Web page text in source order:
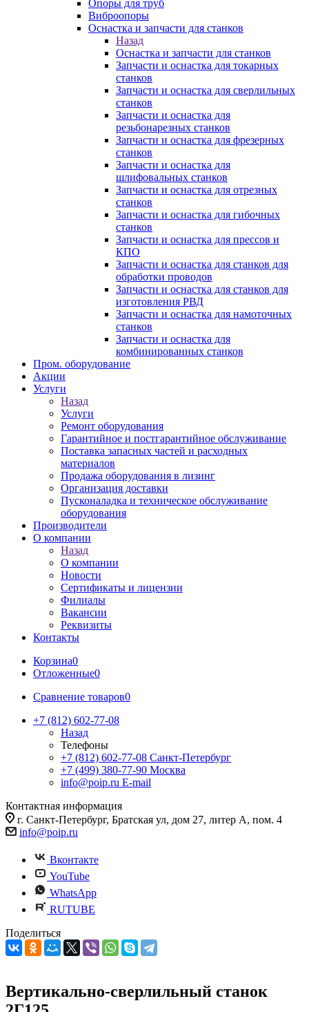
Опоры для труб
Виброопоры
Оснастка и запчасти для станков
Назад
Оснастка и запчасти для станков
Запчасти и оснастка для токарных
станков
Запчасти и оснастка для сверлильных
станков
Запчасти и оснастка для
резьбонарезных станков
Запчасти и оснастка для фрезерных
станков
Запчасти и оснастка для
шлифовальных станков
Запчасти и оснастка для отрезных
станков
Запчасти и оснастка для гибочных
станков
Запчасти и оснастка для прессов и
КПО
Запчасти и оснастка для станков для
обработки проводов
Запчасти и оснастка для станков для
изготовления РВД
Запчасти и оснастка для намоточных
станков
Запчасти и оснастка для
комбинированных станков
Пром. оборудование
Акции
Услуги
Назад
Услуги
Ремонт оборудования
Гарантийное и постгарантийное обслуживание
Поставка запасных частей и расходных
материалов
Продажа оборудования в лизинг
Организация доставки
Пусконаладка и техническое обслуживание
оборудования
Производители
О компании
Назад
О компании
Новости
Сертификаты и лицензии
Филиалы
Вакансии
Реквизиты
Контакты
Корзина0
Отложенные0
Сравнение товаров0
+7 (812) 602-77-08
Назад
Телефоны
+7 (812) 602-77-08 Санкт-Петербург
+7 (499) 380-77-90 Москва
info@poip.ru E-mail
Контактная информация
г. Санкт-Петербург, Братская ул, дом 27, литер А, пом. 4
info@poip.ru
Вконтакте
YouTube
WhatsApp
RUTUBE
Поделиться
Вертикально-сверлильный станок